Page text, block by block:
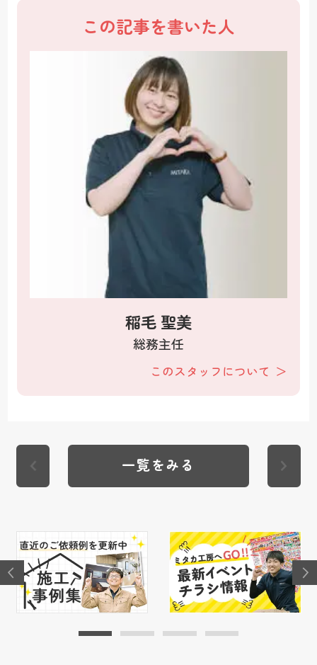
この記事を書いた人
稲毛 聖美
総務主任
このスタッフについて
一覧をみる